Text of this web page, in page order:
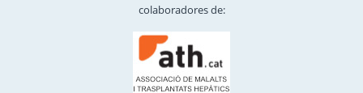
colaboradores de: